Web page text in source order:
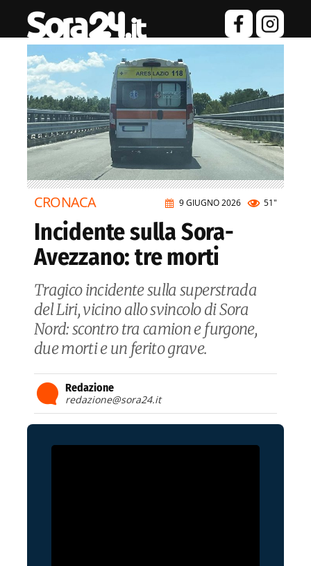
9 GIUGNO 2026 51"
CRONACA
Incidente sulla Sora-
Avezzano: tre morti
Tragico incidente sulla superstrada
del Liri, vicino allo svincolo di Sora
Nord: scontro tra camion e furgone,
due morti e un ferito grave.
Redazione
redazione@sora24.it